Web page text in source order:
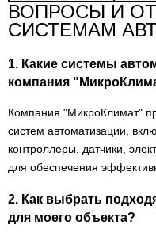
Канальные датчики
Канальные датчики
Термостаты защиты
Ввинчиваемые
температуры
температуры
ВОПРОСЫ И
СИСТЕМАМ
1. Какие системы
компания
Компания "МикроКлимат"
систем автоматизации,
контроллеры, датчики,
для обеспечения
2. Как выбрать
для моего объекта?